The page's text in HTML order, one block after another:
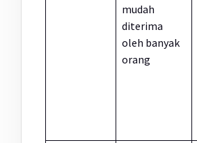
mudah
diterima
oleh banyak
orang